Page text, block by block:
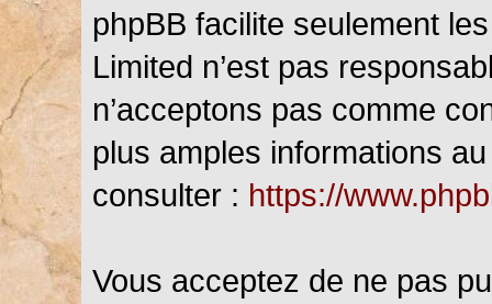
phpBB facilite seulement
Limited n’est pas
n’acceptons pas comme
plus amples informations
consulter : https://
Vous acceptez de ne pas